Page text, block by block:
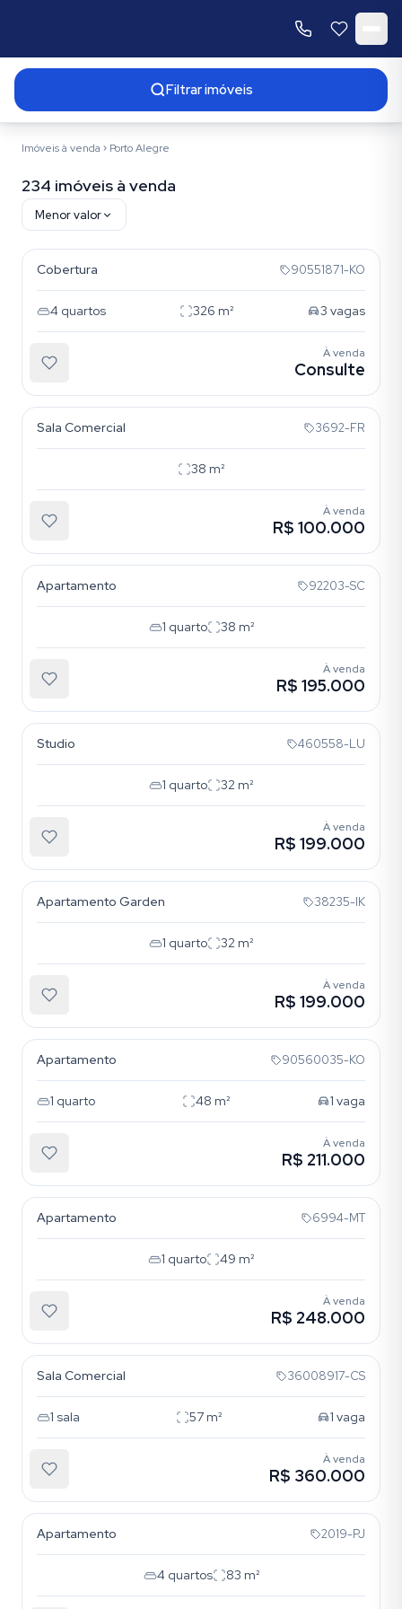
Filtrar imóveis
Imóveis à venda Porto Alegre
234 imóveis à venda
Menor valor
Resultados da busca
Bela Vista
Cobertura 90551871-KO
4 quartos 326 m² 3 vagas
À venda
Consulte
Sala Comercial 3692-FR
38 m²
À venda
R$ 100.000
Apartamento 92203-SC
1 quarto 38 m²
À venda
R$ 195.000
Studio 460558-LU
1 quarto 32 m²
À venda
R$ 199.000
Apartamento Garden 38235-IK
1 quarto 32 m²
À venda
R$ 199.000
Apartamento 90560035-KO
1 quarto 48 m² 1 vaga
À venda
R$ 211.000
Apartamento 6994-MT
1 quarto 49 m²
À venda
R$ 248.000
Sala Comercial 36008917-CS
1 sala 57m² 1 vaga
À venda
R$ 360.000
Apartamento 2019-PJ
4 quartos 83 m²